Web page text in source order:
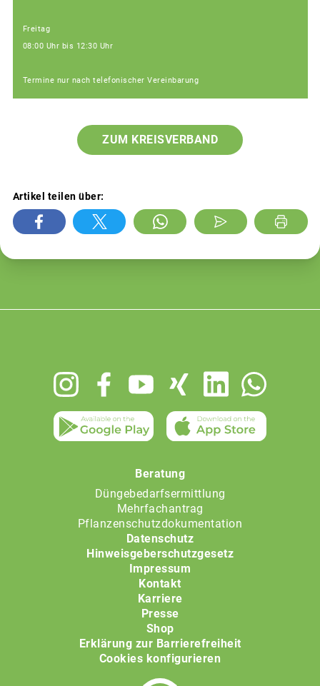
Freitag
08:00 Uhr bis 12:30 Uhr
Termine nur nach telefonischer Vereinbarung
ZUM KREISVERBAND
Artikel teilen über:
Beratung
Düngebedarfsermittlung
Mehrfachantrag
Pflanzenschutzdokumentation
Datenschutz
Hinweisgeberschutzgesetz
Impressum
Kontakt
Karriere
Presse
Shop
Erklärung zur Barrierefreiheit
Cookies konfigurieren